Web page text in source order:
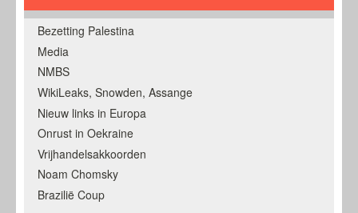
Bezetting Palestina
Media
NMBS
WikiLeaks, Snowden, Assange
Nieuw links in Europa
Onrust in Oekraine
Vrijhandelsakkoorden
Noam Chomsky
Brazilië Coup